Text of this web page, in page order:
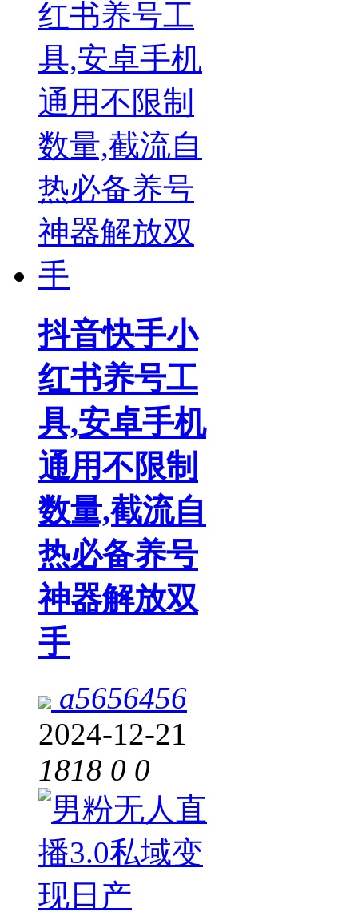
抖音快手小
红书养号工
具,安卓手机
通用不限制
数量,截流自
热必备养号
神器解放双
手
a5656456
2024-12-21
1818 0 0